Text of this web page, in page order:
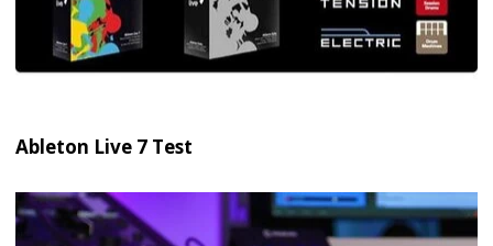
Ableton Live 7 Test